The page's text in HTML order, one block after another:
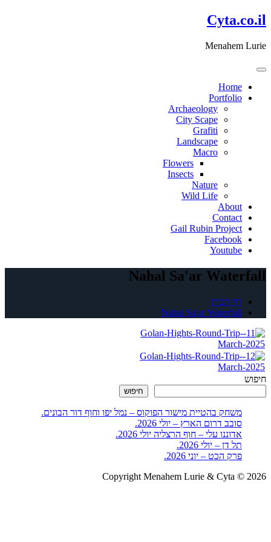
דלג
לתוכן
Cyta.co.il
Menahem Lurie
Home
Portfolio
Archaeology
City Scape
Grafiti
Landscape
Macro
Flowers
Insects
Nature
Wild Life
About
Contact
Gail Rubin Project
Facebook
Youtube
Nahal Sa'ar Waterfall
דף הבית
Nahal Sa'ar Waterfall
חיפוש
חיפוש
משחק בהטיית מישור הפוקוס – נמל יפו וחוף דור הבונים.
סובב דרום הארץ – יולי 2026.
אדוננו עלי – חוף הרצליה יולי 2026.
תל דן – יולי 2026.
פרק הכט – יוני 2026.
Copyright Menahem Lurie & Cyta © 2026